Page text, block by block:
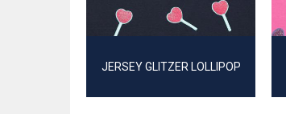
JERSEY GLITZER LOLLIPOP